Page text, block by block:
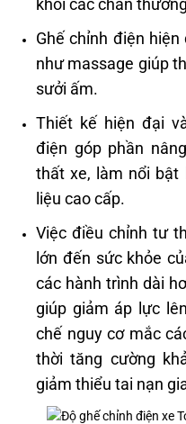
Ghế chỉnh điện
như massage giúp
sưởi ấm.
Thiết kế hiện đại
điện góp phần
thất xe, làm nổi bật
liệu cao cấp.
Việc điều chỉnh tư
lớn đến sức khỏe
các hành trình dài
giúp giảm áp lực
chế nguy cơ mắc
thời tăng cường
giảm thiểu tai nạn